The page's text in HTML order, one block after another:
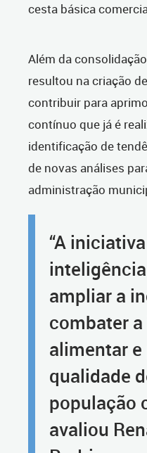
cesta básica
Além da
resultou na criação
contribuir para
contínuo que já é
identificação de
de novas análises
administração
“A
ampliar a
combater
alimentar
qualidade
população
avaliou